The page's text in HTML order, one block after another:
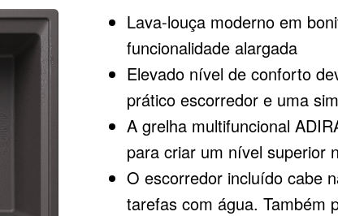
Lava-louça moderno em
funcionalidade alargada
Elevado nível de conforto
prático escorredor e uma
A grelha multifuncional
para criar um nível superior
O escorredor incluído cabe
tarefas com água. Também